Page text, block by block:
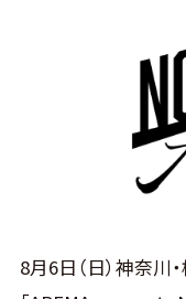
グ・
8月6日（日）神奈川